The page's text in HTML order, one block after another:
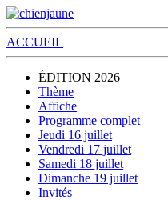
ACCUEIL
ÉDITION 2026
Thème
Affiche
Programme complet
Jeudi 16 juillet
Vendredi 17 juillet
Samedi 18 juillet
Dimanche 19 juillet
Invités